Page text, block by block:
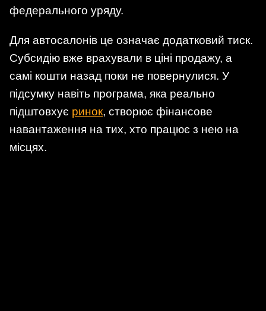
федерального уряду.
Для автосалонів це означає додатковий тиск.
Субсидію вже врахували в ціні продажу, а
самі кошти назад поки не повернулися. У
підсумку навіть програма, яка реально
підштовхує ринок, створює фінансове
навантаження на тих, хто працює з нею на
місцях.